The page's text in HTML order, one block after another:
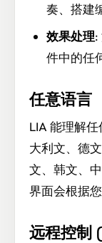
奏、搭建
效果处理:
件中的任
任意语言
LIA 能理解
大利文、德
文、韩文、
界面会根据
远程控制